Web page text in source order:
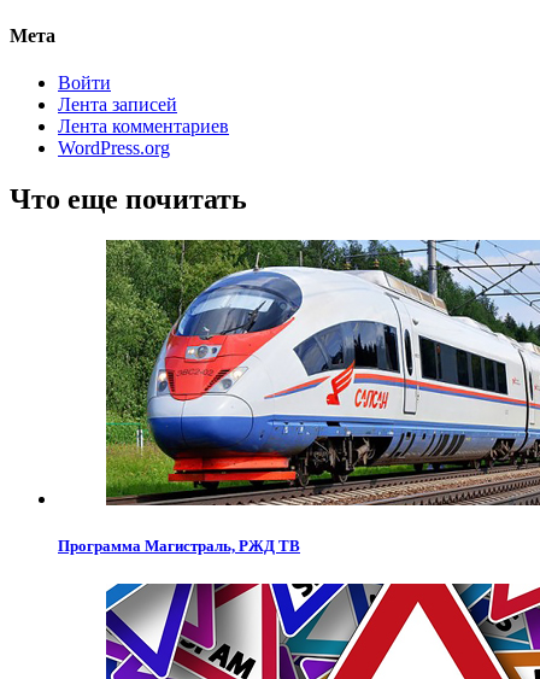
Мета
Войти
Лента записей
Лента комментариев
WordPress.org
Что еще почитать
Программа Магистраль, РЖД ТВ